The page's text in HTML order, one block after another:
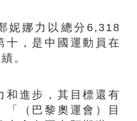
娜力以總分6,318
十，是中國運動員在
。
進步，其目標還有
（巴黎奧運會）目